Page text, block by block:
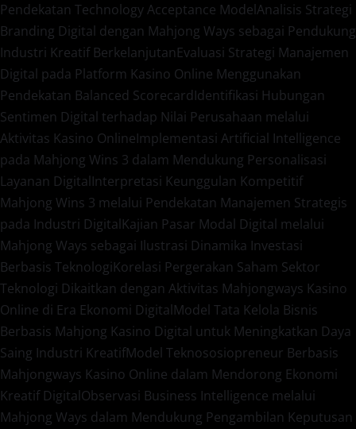
Pendekatan Technology Acceptance ModelAnalisis Strategi
Branding Digital dengan Mahjong Ways sebagai Pendukung
Industri Kreatif BerkelanjutanEvaluasi Strategi Manajemen
Digital pada Platform Kasino Online Menggunakan
Pendekatan Balanced ScorecardIdentifikasi Hubungan
Sentimen Digital terhadap Nilai Perusahaan melalui
Aktivitas Kasino OnlineImplementasi Artificial Intelligence
pada Mahjong Wins 3 dalam Mendukung Personalisasi
Layanan DigitalInterpretasi Keunggulan Kompetitif
Mahjong Wins 3 melalui Pendekatan Manajemen Strategis
pada Industri DigitalKajian Pasar Modal Digital melalui
Mahjong Ways sebagai Ilustrasi Dinamika Investasi
Berbasis TeknologiKorelasi Pergerakan Saham Sektor
Teknologi Dikaitkan dengan Aktivitas Mahjongways Kasino
Online di Era Ekonomi DigitalModel Tata Kelola Bisnis
Berbasis Mahjong Kasino Digital untuk Meningkatkan Daya
Saing Industri KreatifModel Teknososiopreneur Berbasis
Mahjongways Kasino Online dalam Mendorong Ekonomi
Kreatif DigitalObservasi Business Intelligence melalui
Mahjong Ways dalam Mendukung Pengambilan Keputusan